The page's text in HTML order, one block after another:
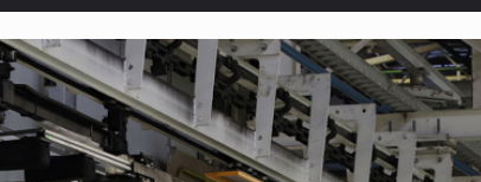
Critican inoperancia de la ASEJ para recuperar fondos
Catean centro de fraudes inmobiliarios en Zapopan
Ex policía es detenido por agresión y amenzas contra su
Vecinos de Mirador de San Isidro denuncian tala; IJALVI